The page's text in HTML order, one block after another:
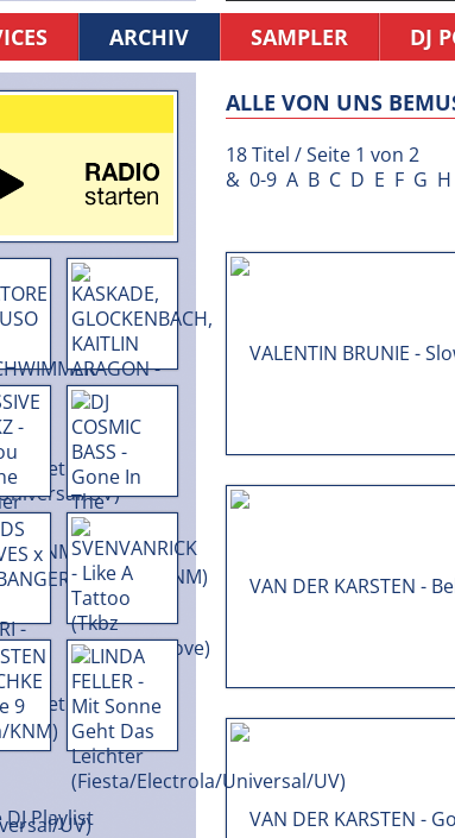
ARCHIV SAMPLER DJ
ALLE VON UNS
18 Titel / Seite 1 von 2
& 0-9 A B C D E F G H